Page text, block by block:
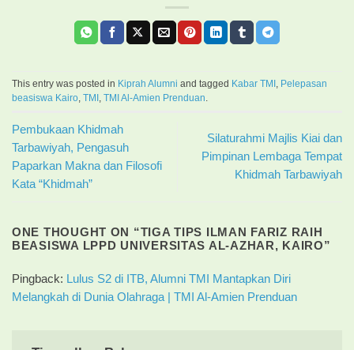
This entry was posted in Kiprah Alumni and tagged Kabar TMI Pelepasan
beasiswa Kairo TMI TMI Al-Amien Prenduan
Pembukaan Khidmah
Tarbawiyah, Pengasuh
Paparkan Makna dan Filosofi
Kata “Khidmah”
Silaturahmi Majlis Kiai dan
Pimpinan Lembaga Tempat
Khidmah Tarbawiyah
ONE THOUGHT ON “TIGA TIPS ILMAN FARIZ RAIH
BEASISWA LPPD UNIVERSITAS AL-AZHAR, KAIRO”
Pingback: Lulus S2 di ITB, Alumni TMI Mantapkan Diri
Melangkah di Dunia Olahraga | TMI Al-Amien Prenduan